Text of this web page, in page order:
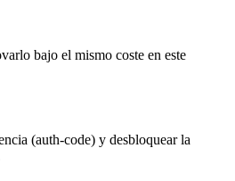
bajo el mismo coste en este
(auth-code) y desbloquear la